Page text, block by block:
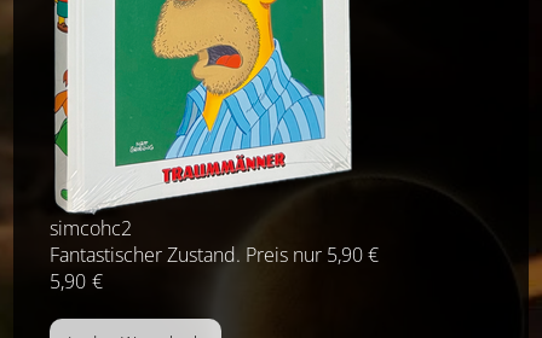
simcohc2
Fantastischer Zustand. Preis nur 5,90 €
5,90 €